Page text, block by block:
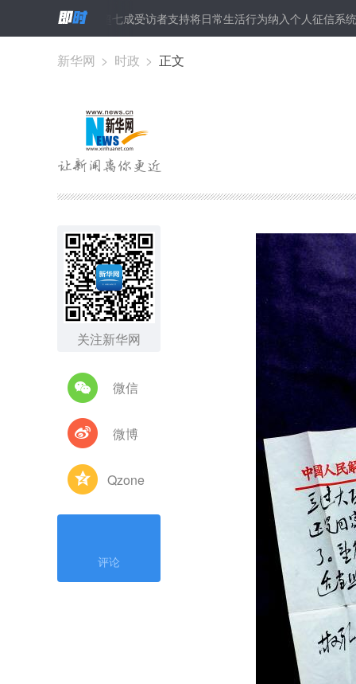
超七成受访者支持将日常生活行为纳入个人征信系统 联合国
新华网 > 时政 > 正文
关注新华网
微信
微博
Qzone
评论